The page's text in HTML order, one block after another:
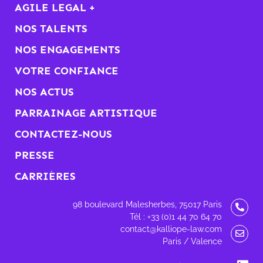
AGILE LEGAL +
NOS TALENTS
NOS ENGAGEMENTS
VOTRE CONFIANCE
NOS ACTUS
PARRAINAGE ARTISTIQUE
CONTACTEZ-NOUS
PRESSE
CARRIÈRES
98 boulevard Malesherbes, 75017 Paris
Tél : +33 (0)1 44 70 64 70
contact@kalliope-law.com
Paris / Valence